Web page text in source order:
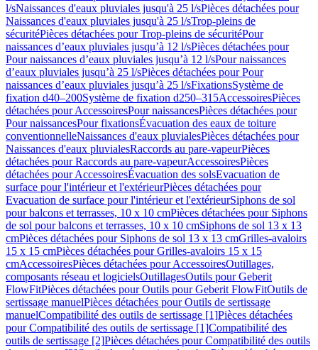
l/sNaissances d'eaux pluviales jusqu'à 25 l/sPièces détachées pour
Naissances d'eaux pluviales jusqu'à 25 l/sTrop-pleins de
sécuritéPièces détachées pour Trop-pleins de sécuritéPour
naissances d’eaux pluviales jusqu’à 12 l/sPièces détachées pour
Pour naissances d’eaux pluviales jusqu’à 12 l/sPour naissances
d’eaux pluviales jusqu’à 25 l/sPièces détachées pour Pour
naissances d’eaux pluviales jusqu’à 25 l/sFixationsSystème de
fixation d40–200Système de fixation d250–315AccessoiresPièces
détachées pour AccessoiresPour naissancesPièces détachées pour
Pour naissancesPour fixationsÉvacuation des eaux de toiture
conventionnelleNaissances d'eaux pluvialesPièces détachées pour
Naissances d'eaux pluvialesRaccords au pare-vapeurPièces
détachées pour Raccords au pare-vapeurAccessoiresPièces
détachées pour AccessoiresÉvacuation des solsEvacuation de
surface pour l'intérieur et l'extérieurPièces détachées pour
Evacuation de surface pour l'intérieur et l'extérieurSiphons de sol
pour balcons et terrasses, 10 x 10 cmPièces détachées pour Siphons
de sol pour balcons et terrasses, 10 x 10 cmSiphons de sol 13 x 13
cmPièces détachées pour Siphons de sol 13 x 13 cmGrilles-avaloirs
15 x 15 cmPièces détachées pour Grilles-avaloirs 15 x 15
cmAccessoiresPièces détachées pour AccessoiresOutillages,
composants réseau et logicielsOutillagesOutils pour Geberit
FlowFitPièces détachées pour Outils pour Geberit FlowFitOutils de
sertissage manuelPièces détachées pour Outils de sertissage
manuelCompatibilité des outils de sertissage [1]Pièces détachées
pour Compatibilité des outils de sertissage [1]Compatibilité des
outils de sertissage [2]Pièces détachées pour Compatibilité des outils